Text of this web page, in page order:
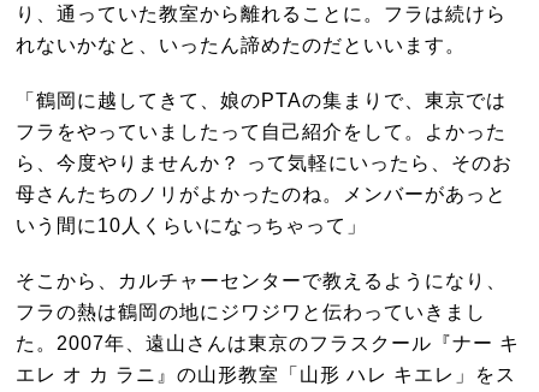
り、通っていた教室から離れることに。フラは続けら
れないかなと、いったん諦めたのだといいます。
「鶴岡に越してきて、娘のPTAの集まりで、東京では
フラをやっていましたって自己紹介をして。よかった
ら、今度やりませんか？ って気軽にいったら、そのお
母さんたちのノリがよかったのね。メンバーがあっと
いう間に10人くらいになっちゃって」
そこから、カルチャーセンターで教えるようになり、
フラの熱は鶴岡の地にジワジワと伝わっていきまし
た。2007年、遠山さんは東京のフラスクール『ナー キ
エレ オ カ ラニ』の山形教室「山形 ハレ キエレ」をス